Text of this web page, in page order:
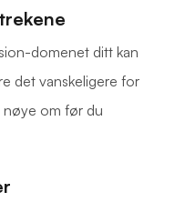
domenet ditt kan
det vanskeligere for
nøye om før du